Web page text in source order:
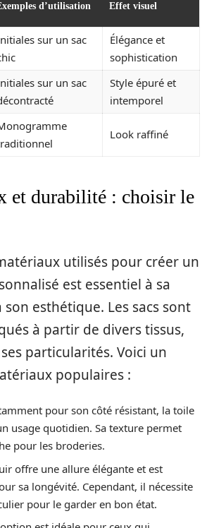
d’utilisation Effet visuel
sur un sac
Élégance et
sophistication
sur un sac
Style épuré et
intemporel
Look raffiné
et durabilité : choisir le
utilisés pour créer un
est essentiel à sa
esthétique. Les sacs sont
à partir de divers tissus,
particularités. Voici un
populaires :
pour son côté résistant, la toile
usage quotidien. Sa texture permet
pour les broderies.
offre une allure élégante et est
sa longévité. Cependant, il nécessite
pour le garder en bon état.